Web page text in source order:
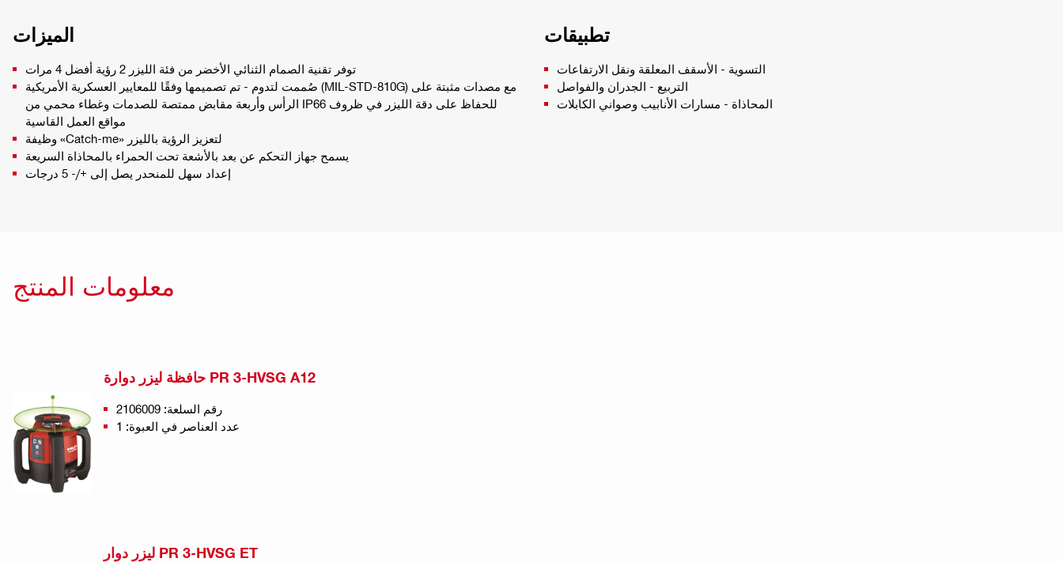
الميزات
توفر تقنية الصمام الثنائي الأخضر من فئة الليزر 2 رؤية أفضل 4 مرات
صُممت لتدوم - تم تصميمها وفقًا للمعايير العسكرية الأمريكية (MIL-STD-810G) مع مصدات مثبتة على
الرأس وأربعة مقابض ممتصة للصدمات وغطاء محمي من IP66 للحفاظ على دقة الليزر في ظروف
مواقع العمل القاسية
وظيفة «Catch-me» لتعزيز الرؤية بالليزر
يسمح جهاز التحكم عن بعد بالأشعة تحت الحمراء بالمحاذاة السريعة
إعداد سهل للمنحدر يصل إلى +/- 5 درجات
تطبيقات
التسوية - الأسقف المعلقة ونقل الارتفاعات
التربيع - الجدران والفواصل
المحاذاة - مسارات الأنابيب وصواني الكابلات
معلومات المنتج
حافظة ليزر دوارة PR 3-HVSG A12
رقم السلعة: 2106009
عدد العناصر في العبوة: 1
ليزر دوار PR 3-HVSG ET